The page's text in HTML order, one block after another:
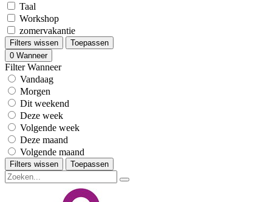
Taal
Workshop
zomervakantie
Filters wissen
Toepassen
0 Wanneer
Filter Wanneer
Vandaag
Morgen
Dit weekend
Deze week
Volgende week
Deze maand
Volgende maand
Filters wissen Toepassen